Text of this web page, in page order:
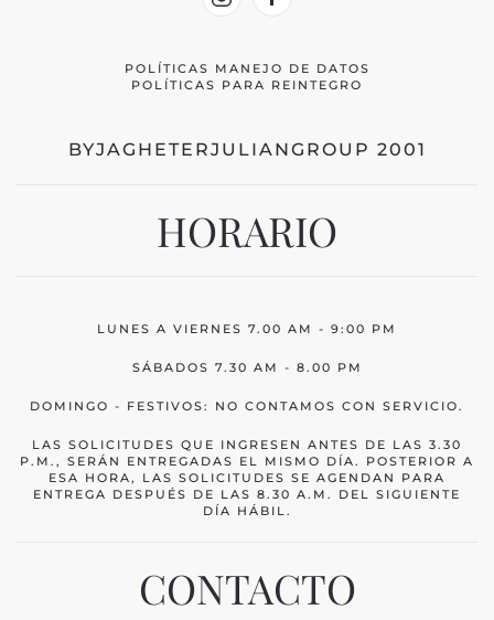
POLÍTICAS MANEJO DE DATOS
POLÍTICAS PARA REINTEGRO
BYJAGHETERJULIANGROUP 2001
HORARIO
LUNES A VIERNES 7.00 AM - 9:00 PM
SÁBADOS 7.30 AM - 8.00 PM
DOMINGO - FESTIVOS: NO CONTAMOS CON SERVICIO.
LAS SOLICITUDES QUE INGRESEN ANTES DE LAS 3.30
P.M., SERÁN ENTREGADAS EL MISMO DÍA. POSTERIOR A
ESA HORA, LAS SOLICITUDES SE AGENDAN PARA
ENTREGA DESPUÉS DE LAS 8.30 A.M. DEL SIGUIENTE
DÍA HÁBIL.
CONTACTO